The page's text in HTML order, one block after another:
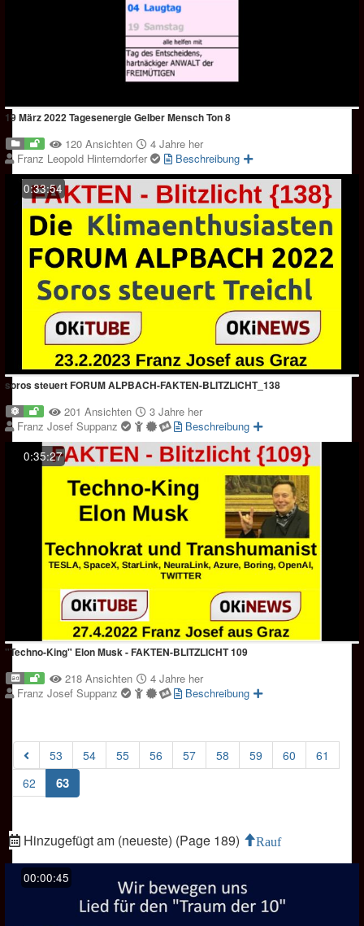
19 März 2022 Tagesenergie Gelber Mensch Ton 8
120 Ansichten
4 Jahre her
Franz Leopold Hinterndorfer
Beschreibung
0:33:54
soros steuert FORUM ALPBACH-FAKTEN-BLITZLICHT_138
201 Ansichten
3 Jahre her
Franz Josef Suppanz
Beschreibung
0:35:27
"Techno-King" Elon Musk - FAKTEN-BLITZLICHT 109
218 Ansichten
4 Jahre her
Franz Josef Suppanz
Beschreibung
53 54 55 56 57 58 59 60
61
62
63(current)
Hinzugefügt am (neueste) (Page 189) Rauf
00:00:45